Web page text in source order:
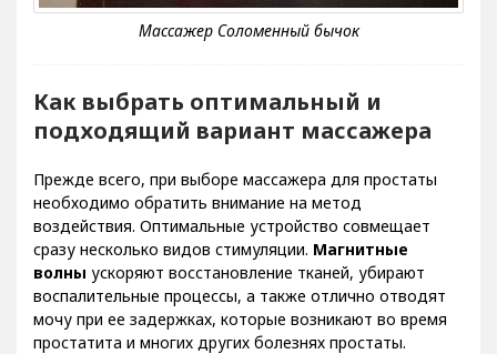
Как выбрать оптимальный и
подходящий вариант массажера
Прежде всего, при выборе массажера для простаты
необходимо обратить внимание на метод
воздействия. Оптимальные устройство совмещает
сразу несколько видов стимуляции. Магнитные
волны ускоряют восстановление тканей, убирают
воспалительные процессы, а также отлично отводят
мочу при ее задержках, которые возникают во время
простатита и многих других болезнях простаты.